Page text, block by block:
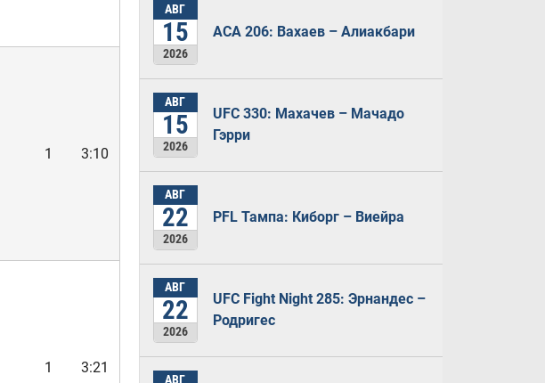
1 3:10
1 3:21
АВГ
15
2026
ACA 206: Вахаев – Алиакбари
АВГ
15
2026
UFC 330: Махачев – Мачадо
Гэрри
АВГ
22
2026
PFL Тампа: Киборг – Виейра
АВГ
22
2026
UFC Fight Night 285: Эрнандес –
Родригес
АВГ